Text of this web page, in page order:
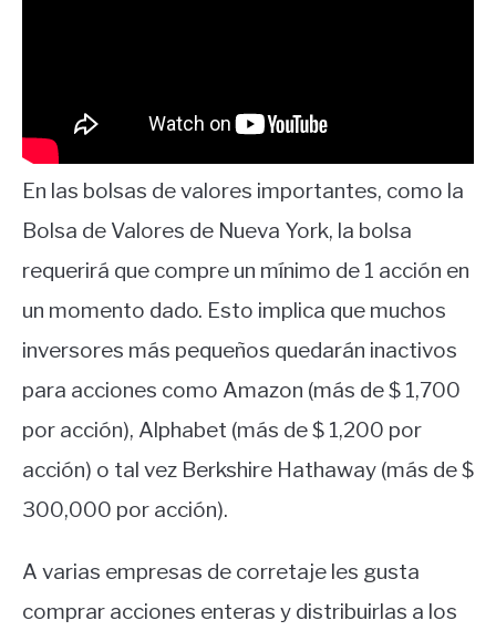
En las bolsas de valores importantes, como la
Bolsa de Valores de Nueva York, la bolsa
requerirá que compre un mínimo de 1 acción en
un momento dado. Esto implica que muchos
inversores más pequeños quedarán inactivos
para acciones como Amazon (más de $ 1,700
por acción), Alphabet (más de $ 1,200 por
acción) o tal vez Berkshire Hathaway (más de $
300,000 por acción).
A varias empresas de corretaje les gusta
comprar acciones enteras y distribuirlas a los